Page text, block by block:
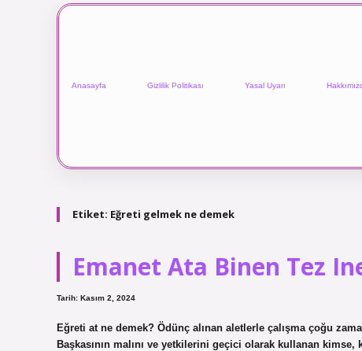
Anasayfa Gizlilik Politikası Yasal Uyarı
Etiket: Eğreti gelmek ne demek
Emanet Ata Binen Tez
Tarih: Kasım 2, 2024
Eğreti at ne demek? Ödünç alınan aletlerle çalışma çoğu
Başkasının malını ve yetkilerini geçici olarak kullanan